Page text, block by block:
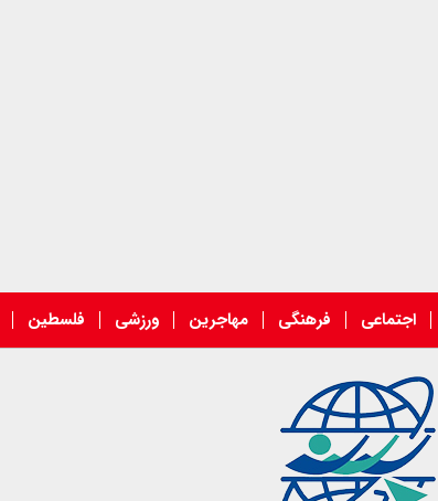
اجتماعی فرهنگی مهاجرین ورزشی فلسطین